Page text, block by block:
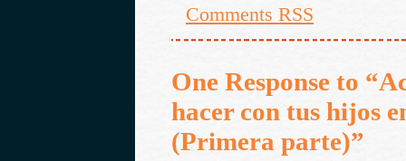
Comments RSS
One Response to
hacer con tus hijos
(Primera parte)”